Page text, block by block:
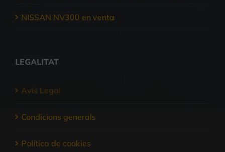
NISSAN NV300 en venta
LEGALITAT
Avís Legal
Condicions generals
Política de cookies